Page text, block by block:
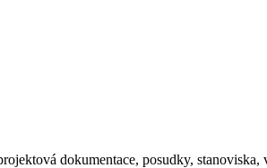
dokumentace, posudky, stanoviska,